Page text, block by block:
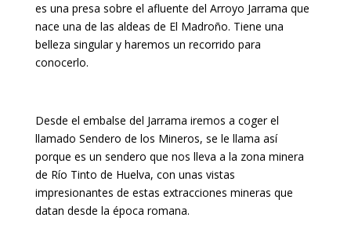
es una presa sobre el afluente del Arroyo Jarrama que
nace una de las aldeas de El Madroño. Tiene una
belleza singular y haremos un recorrido para
conocerlo.
Desde el embalse del Jarrama iremos a coger el
llamado Sendero de los Mineros, se le llama así
porque es un sendero que nos lleva a la zona minera
de Río Tinto de Huelva, con unas vistas
impresionantes de estas extracciones mineras que
datan desde la época romana.